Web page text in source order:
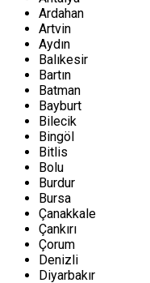
Ardahan
Artvin
Aydın
Balıkesir
Bartın
Batman
Bayburt
Bilecik
Bingöl
Bitlis
Bolu
Burdur
Bursa
Çanakkale
Çankırı
Çorum
Denizli
Diyarbakır